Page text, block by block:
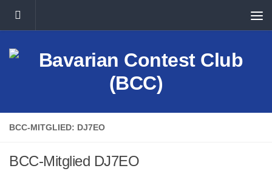
Unter dem Inhalt
BCC-MITGLIED: DJ7EO
BCC-Mitglied DJ7EO